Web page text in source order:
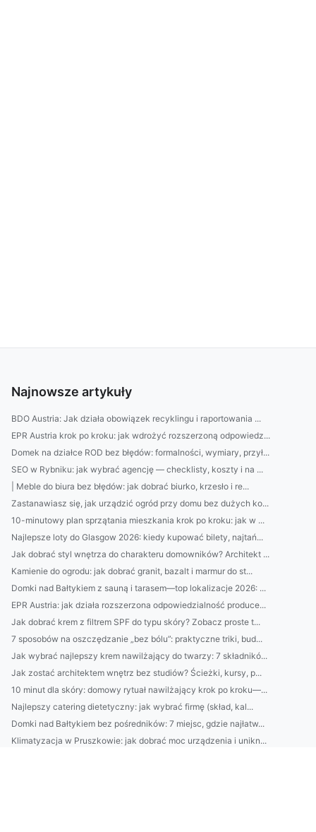
Najnowsze artykuły
BDO Austria: Jak działa obowiązek recyklingu i raportowania ...
EPR Austria krok po kroku: jak wdrożyć rozszerzoną odpowiedz...
Domek na działce ROD bez błędów: formalności, wymiary, przył...
SEO w Rybniku: jak wybrać agencję — checklisty, koszty i na ...
| Meble do biura bez błędów: jak dobrać biurko, krzesło i re...
Zastanawiasz się, jak urządzić ogród przy domu bez dużych ko...
10-minutowy plan sprzątania mieszkania krok po kroku: jak w ...
Najlepsze loty do Glasgow 2026: kiedy kupować bilety, najtań...
Jak dobrać styl wnętrza do charakteru domowników? Architekt ...
Kamienie do ogrodu: jak dobrać granit, bazalt i marmur do st...
Domki nad Bałtykiem z sauną i tarasem—top lokalizacje 2026: ...
EPR Austria: jak działa rozszerzona odpowiedzialność produce...
Jak dobrać krem z filtrem SPF do typu skóry? Zobacz proste t...
7 sposobów na oszczędzanie „bez bólu”: praktyczne triki, bud...
Jak wybrać najlepszy krem nawilżający do twarzy: 7 składnikó...
Jak zostać architektem wnętrz bez studiów? Ścieżki, kursy, p...
10 minut dla skóry: domowy rytuał nawilżający krok po kroku—...
Najlepszy catering dietetyczny: jak wybrać firmę (skład, kal...
Domki nad Bałtykiem bez pośredników: 7 miejsc, gdzie najłatw...
Klimatyzacja w Pruszkowie: jak dobrać moc urządzenia i unikn...